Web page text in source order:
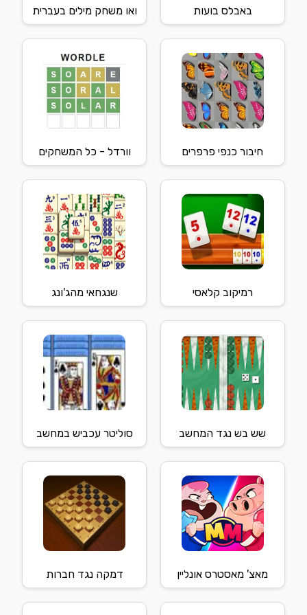
באבלס בועות ואו משחק מילים בעברית
חיבור כנפי פרפרים וורדל - כל המשחקים
רמיקוב קלאסי שנגחאי מהג'ונג
שש בש נגד המחשב סוליטר עכביש במחשב
מאצ' מאסטרס אונליין דמקה נגד חברות